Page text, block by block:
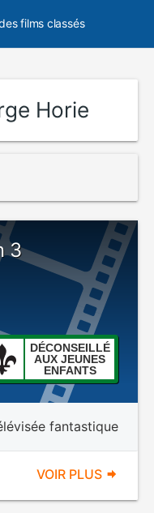
films classés
Horie
3
DÉCONSEILLÉ
AUX JEUNES
ENFANTS
fantastique
VOIR PLUS